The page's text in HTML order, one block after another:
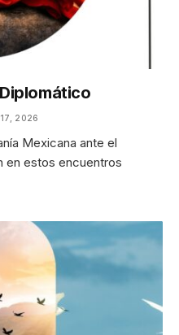
2026
Mexicana ante el
en estos encuentros